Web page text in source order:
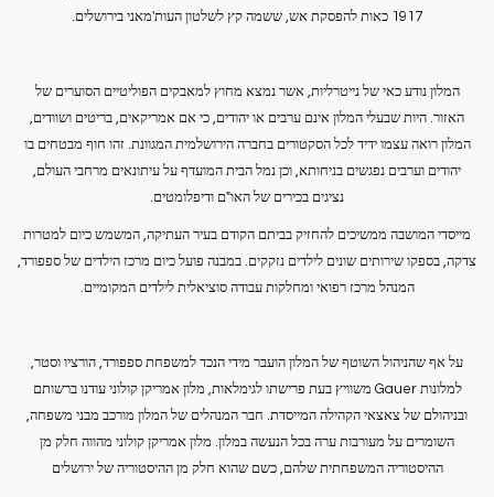
1917 כאות להפסקת אש, ששמה קץ לשלטון העות'מאני בירושלים.
המלון נודע כאי של נייטרליות, אשר נמצא מחוץ למאבקים הפוליטיים הסוערים של
האזור. היות שבעלי המלון אינם ערבים או יהודים, כי אם אמריקאים, בריטים ושוודים,
המלון רואה עצמו ידיד לכל הסקטורים בחברה הירושלמית המגוונת. זהו חוף מבטחים בו
יהודים וערבים נפגשים בניחותא, וכן נמל הבית המועדף על עיתונאים מרחבי העולם,
נציגים בכירים של האו"ם ודיפלומטים.
מייסדי המושבה ממשיכים להחזיק בביתם הקודם בעיר העתיקה, המשמש כיום למטרות
צדקה, בספקו שירותים שונים לילדים נזקקים. במבנה פועל כיום מרכז הילדים של ספפורד,
המנהל מרכז רפואי ומחלקות עבודה סוציאלית לילדים המקומיים.
על אף שהניהול השוטף של המלון הועבר מידי הנכד למשפחת ספפורד, הורציו וסטר,
למלונות Gauer משוויץ בעת פרישתו לגימלאות, מלון אמריקן קולוני עודנו ברשותם
ובניהולם של צאצאי הקהילה המייסדת. חבר המנהלים של המלון מורכב מבני משפחה,
השומרים על מעורבות ערה בכל הנעשה במלון. מלון אמריקן קולוני מהווה חלק מן
ההיסטוריה המשפחתית שלהם, כשם שהוא חלק מן ההיסטוריה של ירושלים